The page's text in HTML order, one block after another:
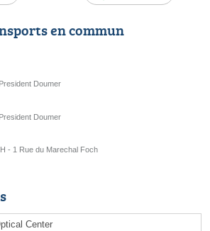
en commun
Doumer
Doumer
- 1 Rue du Marechal Foch
Center